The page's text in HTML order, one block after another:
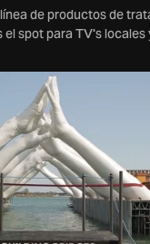
de productos de
el spot para TV's locales